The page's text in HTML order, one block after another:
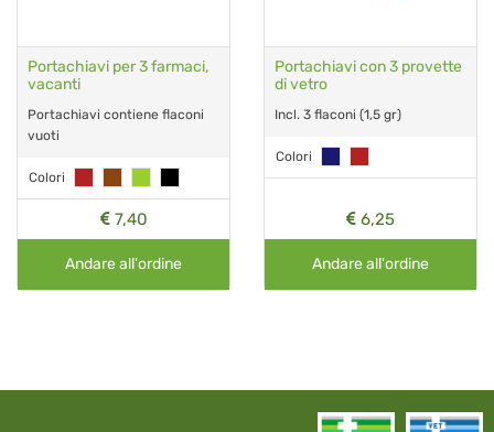
Portachiavi per 3 farmaci,
vacanti
Portachiavi contiene flaconi
vuoti
Colori
7,40
Andare all'ordine
Portachiavi con 3 provette
di vetro
Incl. 3 flaconi (1,5 gr)
Colori
6,25
Andare all'ordine